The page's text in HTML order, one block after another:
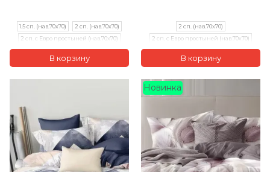
1.5 сп. (нав.70х70)
2 сп. (нав.70х70)
2 сп. с Евро простыней (нав.70х70)
Евро (нав.70х70)
Семейный (нав.70х70)
2 сп. (нав.70х70)
2 сп. с Евро простыней (нав.70х70)
Новинка